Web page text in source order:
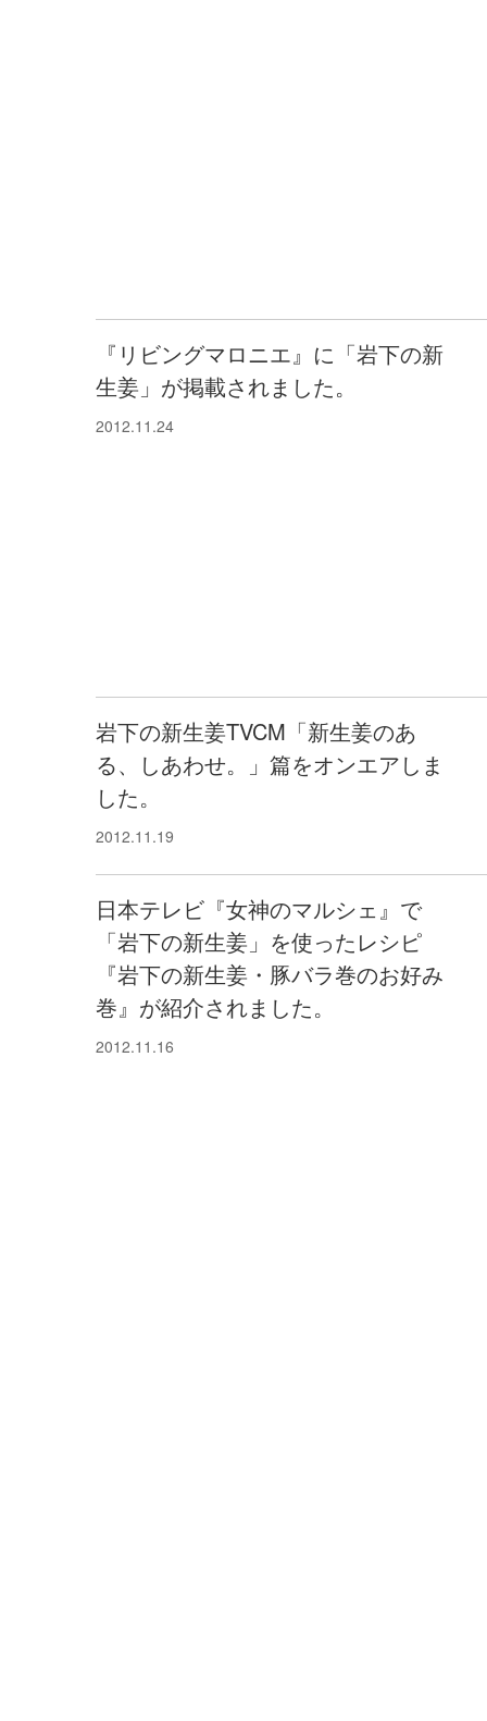
『リビングマロニエ』に「岩下の新
生姜」が掲載されました。
2012.11.24
岩下の新生姜TVCM「新生姜のあ
る、しあわせ。」篇をオンエアしま
した。
2012.11.19
日本テレビ『女神のマルシェ』で
「岩下の新生姜」を使ったレシピ
『岩下の新生姜・豚バラ巻のお好み
巻』が紹介されました。
2012.11.16